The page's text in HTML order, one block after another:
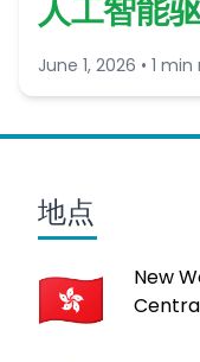
人工智能
June 1, 2026 • 1
地点
New